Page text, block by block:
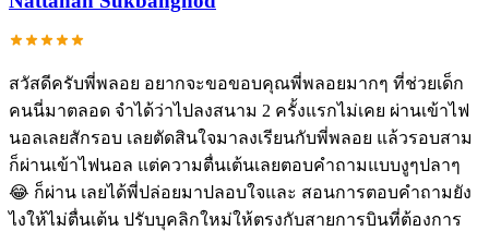
สวัสดีครับพี่พลอย อยากจะขอขอบคุณพี่พลอยมากๆ ที่ช่วยเด็ก
คนนี่มาตลอด จำได้ว่าไปลงสนาม 2 ครั้งแรกไม่เคย ผ่านเข้าไฟ
นอลเลยสักรอบ เลยตัดสินใจมาลงเรียนกับพี่พลอย แล้วรอบสาม
ก็ผ่านเข้าไฟนอล แต่ความตื่นเต้นเลยตอบคำถามแบบงูๆปลาๆ
😂 ก็ผ่าน เลยได้พี่ปล่อยมาปลอบใจและ สอนการตอบคำถามยัง
ไงให้ไม่ตื่นเต้น ปรับบุคลิกใหม่ให้ตรงกับสายการบินที่ต้องการ